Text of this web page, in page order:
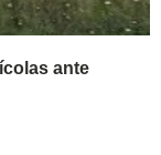
ante